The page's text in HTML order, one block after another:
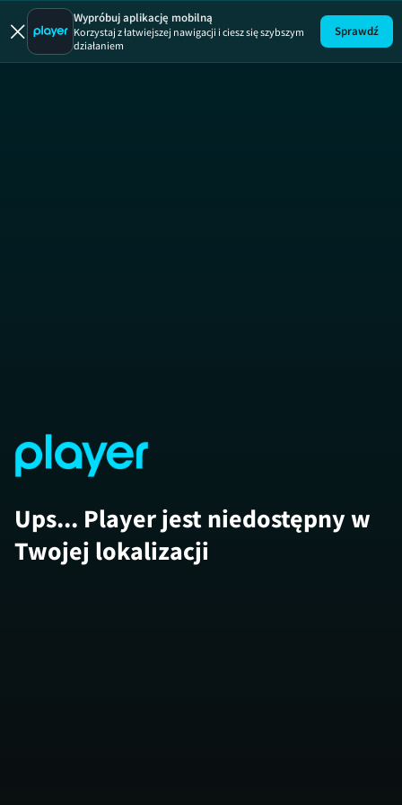
Wypróbuj aplikację mobilną
Korzystaj z łatwiejszej nawigacji i ciesz się szybszym
działaniem
Sprawdź
Ups... Player jest niedostępny w
Twojej lokalizacji